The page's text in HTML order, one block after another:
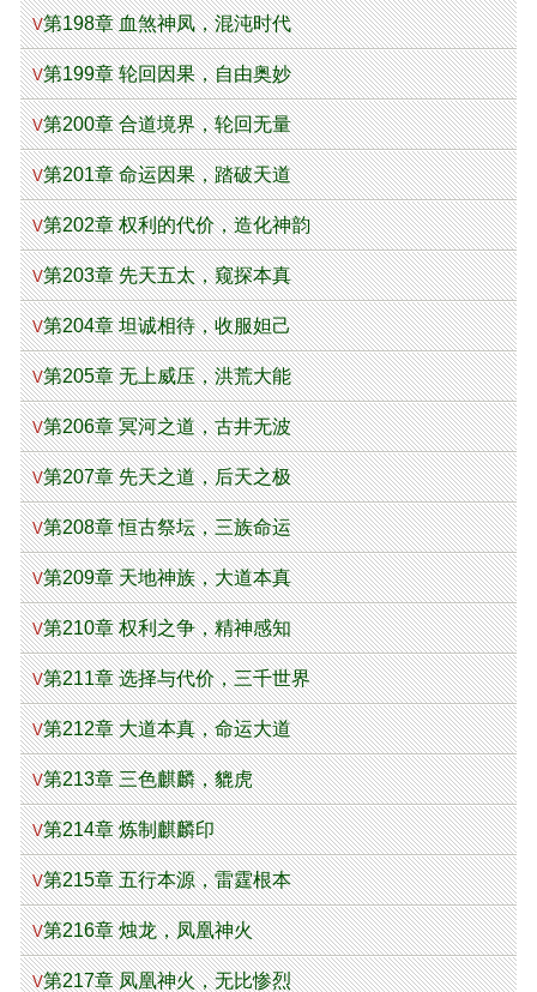
V第198章 血煞神凤，混沌时代
V第199章 轮回因果，自由奥妙
V第200章 合道境界，轮回无量
V第201章 命运因果，踏破天道
V第202章 权利的代价，造化神韵
V第203章 先天五太，窥探本真
V第204章 坦诚相待，收服妲己
V第205章 无上威压，洪荒大能
V第206章 冥河之道，古井无波
V第207章 先天之道，后天之极
V第208章 恒古祭坛，三族命运
V第209章 天地神族，大道本真
V第210章 权利之争，精神感知
V第211章 选择与代价，三千世界
V第212章 大道本真，命运大道
V第213章 三色麒麟，貔虎
V第214章 炼制麒麟印
V第215章 五行本源，雷霆根本
V第216章 烛龙，凤凰神火
V第217章 凤凰神火，无比惨烈